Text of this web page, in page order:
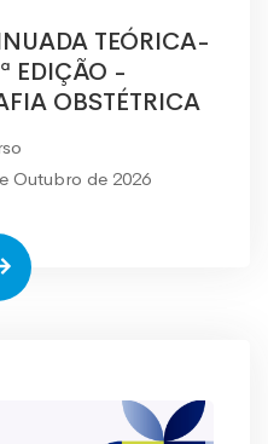
TEÓRICA-
EDIÇÃO -
OBSTÉTRICA
Outubro de 2026